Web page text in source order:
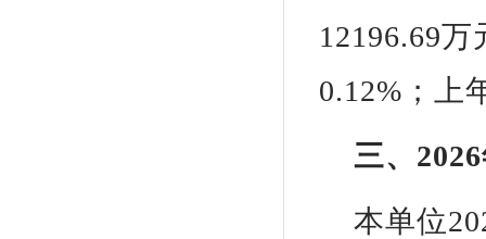
12196.69
0.12%；上
三、
本单位